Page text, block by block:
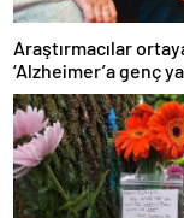
Araştırmacılar
‘Alzheimer’a genç
yakalanabilirsiniz’